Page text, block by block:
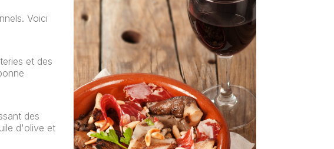
Voici
et des
des
d'olive et